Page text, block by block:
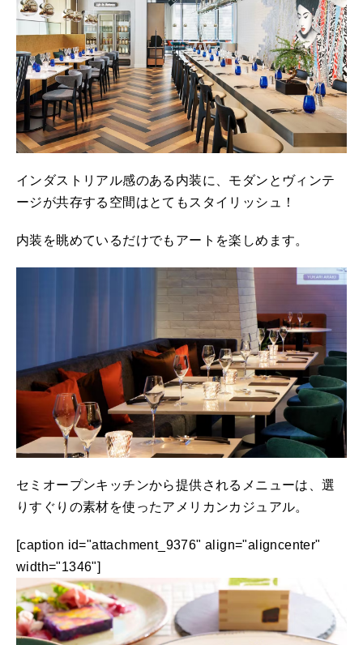
インダストリアル感のある内装に、モダンとヴィンテ
ージが共存する空間はとてもスタイリッシュ！
内装を眺めているだけでもアートを楽しめます。
セミオープンキッチンから提供されるメニューは、選
りすぐりの素材を使ったアメリカンカジュアル。
[caption id="attachment_9376" align="aligncenter"
width="1346"]